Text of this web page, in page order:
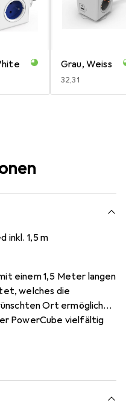
Grau, Weiss
EUR
32,31
inkl. 1,5 m
einem 1,5 Meter langen
welches die
Ort ermöglicht.
PowerCube vielfältig